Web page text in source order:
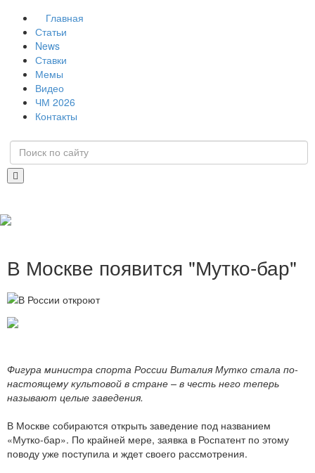
Главная
Статьи
News
Ставки
Мемы
Видео
ЧМ 2026
Контакты
В Москве появится "Мутко-бар"
Фигура министра спорта России Виталия Мутко стала по-
настоящему культовой в стране – в честь него теперь
называют целые заведения.
В Москве собираются открыть заведение под названием
«Мутко-бар». По крайней мере, заявка в Роспатент по этому
поводу уже поступила и ждет своего рассмотрения.